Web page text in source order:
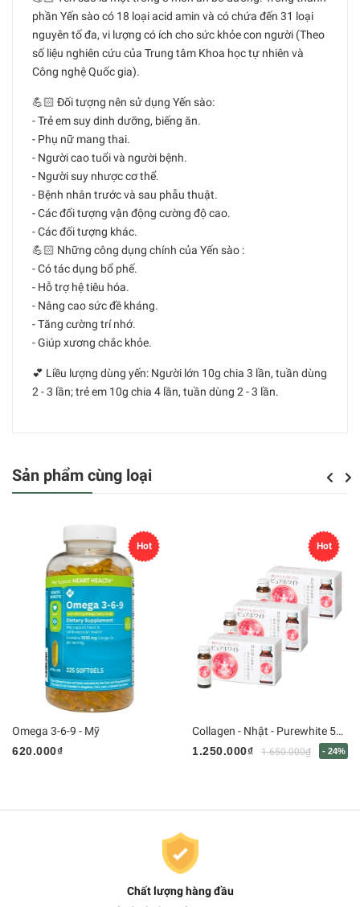
phần Yến sào có 18 loại acid amin và có chứa đến 31 loại
nguyên tố đa, vi lượng có ích cho sức khỏe con người (Theo
số liệu nghiên cứu của Trung tâm Khoa học tự nhiên và
Công nghệ Quốc gia).
💪🏻 Đối tượng nên sử dụng Yến sào:
- Trẻ em suy dinh dưỡng, biếng ăn.
- Phụ nữ mang thai.
- Người cao tuổi và người bệnh.
- Người suy nhược cơ thể.
- Bệnh nhân trước và sau phẫu thuật.
- Các đối tượng vận động cường độ cao.
- Các đối tượng khác.
💪🏻 Những công dụng chính của Yến sào :
- Có tác dụng bổ phế.
- Hỗ trợ hệ tiêu hóa.
- Nâng cao sức đề kháng.
- Tăng cường trí nhớ.
- Giúp xương chắc khỏe.
💕 Liều lượng dùng yến: Người lớn 10g chia 3 lần, tuần dùng
2 - 3 lần; trẻ em 10g chia 4 lần, tuần dùng 2 - 3 lần.
Sản phẩm cùng loại Previous
Hot
Omega 3-6-9 - Mỹ
620.000₫
Hot
Collagen - Nhật - Purewhite 50mlx10bts
1.250.000₫
1.650.000₫ - 24%
Next
Chất lượng hàng đầu